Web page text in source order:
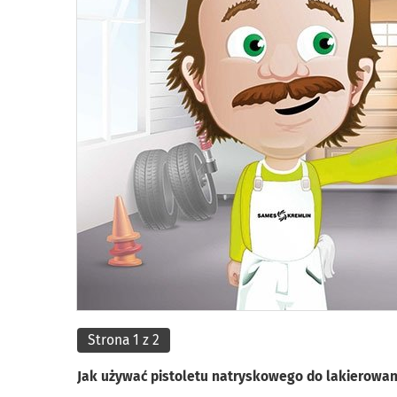
Strona 1 z 2
Jak używać pistoletu natryskowego do